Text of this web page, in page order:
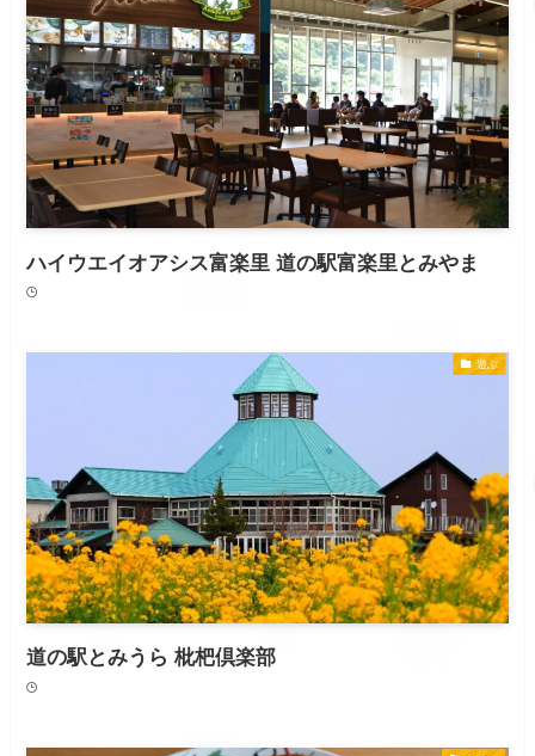
ハイウエイオアシス富楽里 道の駅富楽里とみやま
遊ぶ
道の駅とみうら 枇杷倶楽部